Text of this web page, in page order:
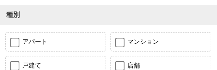
種別
アパート マンション
戸建て 店舗